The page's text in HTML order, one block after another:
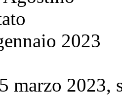
2023
marzo 2023,